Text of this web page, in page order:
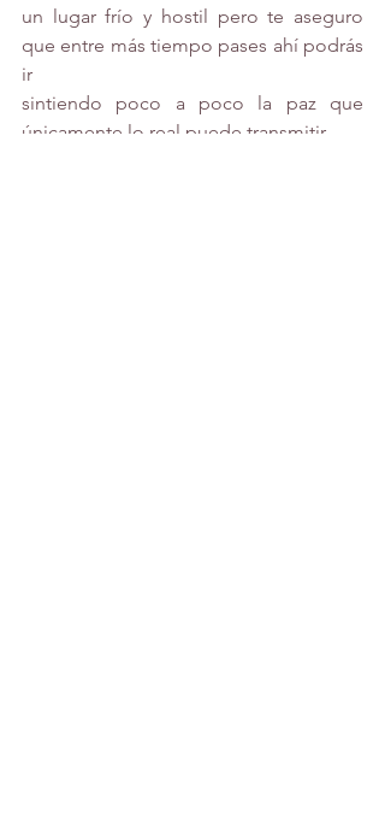
un lugar frío y hostil pero te aseguro
que entre más tiempo pases ahí podrás
ir
sintiendo poco a poco la paz que
únicamente lo real puede transmitir.